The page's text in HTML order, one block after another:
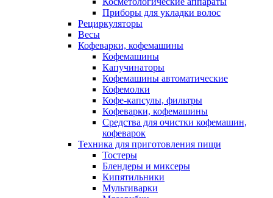
Приборы для укладки волос
Рециркуляторы
Весы
Кофеварки, кофемашины
Кофемашины
Капучинаторы
Кофемашины автоматические
Кофемолки
Кофе-капсулы, фильтры
Кофеварки, кофемашины
Средства для очистки кофемашин,
кофеварок
Техника для приготовления пищи
Тостеры
Блендеры и миксеры
Кипятильники
Мультиварки